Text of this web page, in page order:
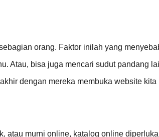
orang. Faktor inilah yang
Atau, bisa juga mencari sudut pandang
dengan mereka membuka website
atau murni online, katalog online